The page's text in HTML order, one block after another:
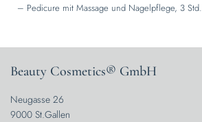
– Pedicure mit Massage und Nagelpflege, 3 Std.
Beauty Cosmetics® GmbH
Neugasse 26
9000 St.Gallen